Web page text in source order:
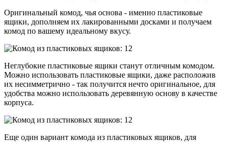
Оригинальный комод, чья основа - именно пластиковые
ящики, дополняем их лакированными досками и получаем
комод по вашему идеальному вкусу.
Неглубокие пластиковые ящики станут отличным комодом.
Можно использовать пластиковые ящики, даже расположив
их несимметрично - так получится нечто оригинальное, для
удобства можно использовать деревянную основу в качестве
корпуса.
Еще один вариант комода из пластиковых ящиков, для